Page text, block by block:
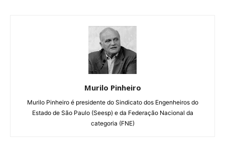
Murilo Pinheiro
Murilo Pinheiro é presidente do Sindicato dos Engenheiros do
Estado de São Paulo (Seesp) e da Federação Nacional da
categoria (FNE)